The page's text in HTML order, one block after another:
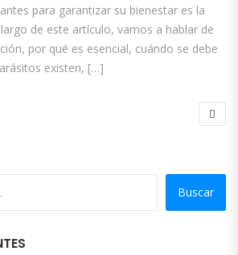
para garantizar su bienestar es la
de este artículo, vamos a hablar de
por qué es esencial, cuándo se debe
existen, […]
Buscar